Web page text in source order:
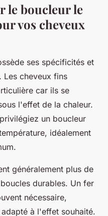
le boucleur le
vos cheveux
ses spécificités et
Les cheveux fins
car ils se
l'effet de la chaleur.
un boucleur
idéalement
généralement plus de
durables. Un fer
nécessaire,
à l'effet souhaité.